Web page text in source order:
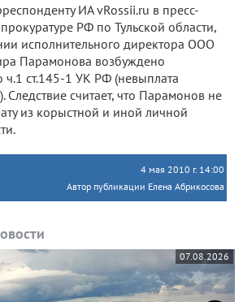
ИА vRossii.ru в пресс-
РФ по Тульской области,
исполнительного директора ООО
Парамонова возбуждено
ч.1 ст.145-1 УК РФ (невыплата
Следствие считает, что Парамонов не
из корыстной и иной личной
4 мая 2010 г. 14:00
Автор публикации Елена Абрикосова
07.08.2026